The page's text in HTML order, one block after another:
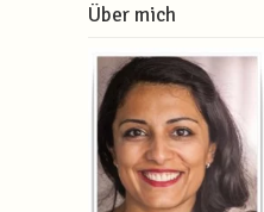
Über mich